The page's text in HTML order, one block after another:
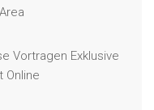
Vortragen Exklusive
Online